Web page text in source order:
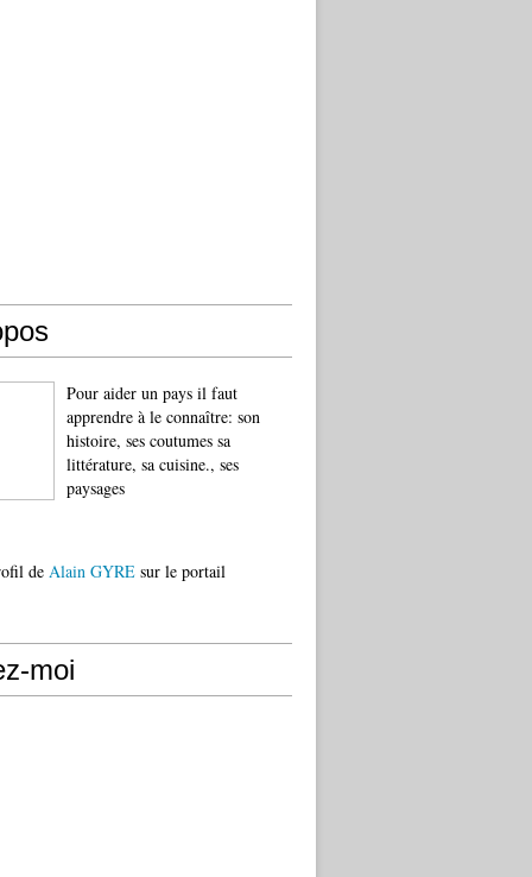
Pour aider un pays il faut
apprendre à le connaître: son
histoire, ses coutumes sa
littérature, sa cuisine., ses
paysages
de Alain GYRE sur le portail
moi